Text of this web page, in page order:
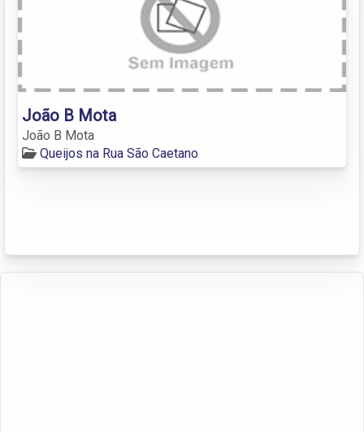
João B Mota
João B Mota
Queijos na Rua São Caetano